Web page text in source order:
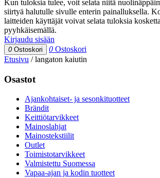
Kun tuloksia tulee, voit selata niitä
siirtyä halutulle sivulle enterin painalluksella.
laitteiden käyttäjät voivat selata tuloksia
pyyhkäisemällä.
Kirjaudu sisään
0 Ostoskori 0 Ostoskori
Etusivu /langaton kaiutin
Osastot
Ajankohtaiset- ja sesonkituotteet
Brändit
Keittiötarvikkeet
Mainoslahjat
Mainostekstiilit
Outlet
Toimistotarvikkeet
Valmistettu Suomessa
Vapaa-ajan ja kodin tuotteet